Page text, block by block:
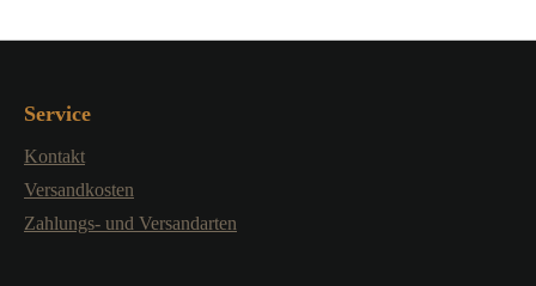
Service
Kontakt
Versandkosten
Zahlungs- und Versandarten